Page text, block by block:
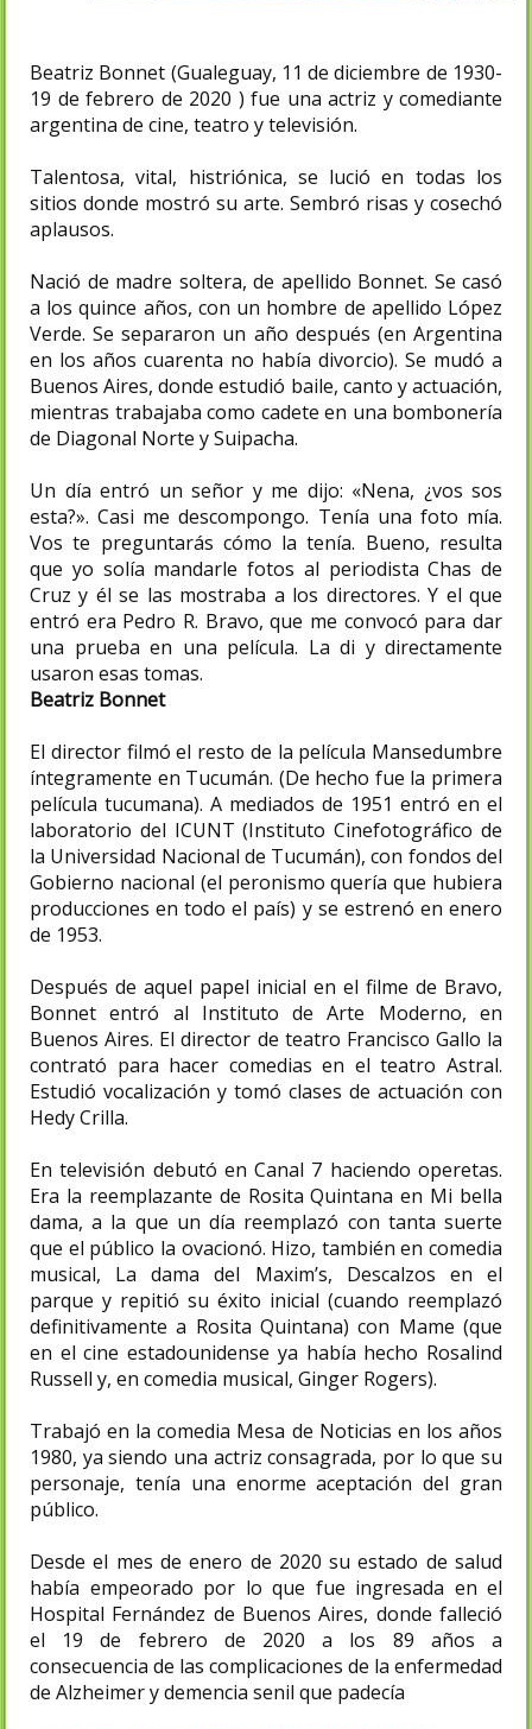
Beatriz Bonnet (Gualeguay, 11 de diciembre de 1930-
19 de febrero de 2020 ) fue una actriz y comediante
argentina de cine, teatro y televisión.
Talentosa, vital, histriónica, se lució en todas los
sitios donde mostró su arte. Sembró risas y cosechó
aplausos.
Nació de madre soltera, de apellido Bonnet. Se casó
a los quince años, con un hombre de apellido López
Verde. Se separaron un año después (en Argentina
en los años cuarenta no había divorcio). Se mudó a
Buenos Aires, donde estudió baile, canto y actuación,
mientras trabajaba como cadete en una bombonería
de Diagonal Norte y Suipacha.
Un día entró un señor y me dijo: «Nena, ¿vos sos
esta?». Casi me descompongo. Tenía una foto mía.
Vos te preguntarás cómo la tenía. Bueno, resulta
que yo solía mandarle fotos al periodista Chas de
Cruz y él se las mostraba a los directores. Y el que
entró era Pedro R. Bravo, que me convocó para dar
una prueba en una película. La di y directamente
usaron esas tomas.
Beatriz Bonnet
El director filmó el resto de la película Mansedumbre
íntegramente en Tucumán. (De hecho fue la primera
película tucumana). A mediados de 1951 entró en el
laboratorio del ICUNT (Instituto Cinefotográfico de
la Universidad Nacional de Tucumán), con fondos del
Gobierno nacional (el peronismo quería que hubiera
producciones en todo el país) y se estrenó en enero
de 1953.
Después de aquel papel inicial en el filme de Bravo,
Bonnet entró al Instituto de Arte Moderno, en
Buenos Aires. El director de teatro Francisco Gallo la
contrató para hacer comedias en el teatro Astral.
Estudió vocalización y tomó clases de actuación con
Hedy Crilla.
En televisión debutó en Canal 7 haciendo operetas.
Era la reemplazante de Rosita Quintana en Mi bella
dama, a la que un día reemplazó con tanta suerte
que el público la ovacionó. Hizo, también en comedia
musical, La dama del Maxim’s, Descalzos en el
parque y repitió su éxito inicial (cuando reemplazó
definitivamente a Rosita Quintana) con Mame (que
en el cine estadounidense ya había hecho Rosalind
Russell y, en comedia musical, Ginger Rogers).
Trabajó en la comedia Mesa de Noticias en los años
1980, ya siendo una actriz consagrada, por lo que su
personaje, tenía una enorme aceptación del gran
público.
Desde el mes de enero de 2020 su estado de salud
había empeorado por lo que fue ingresada en el
Hospital Fernández de Buenos Aires, donde falleció
el 19 de febrero de 2020 a los 89 años a
consecuencia de las complicaciones de la enfermedad
de Alzheimer y demencia senil que padecía